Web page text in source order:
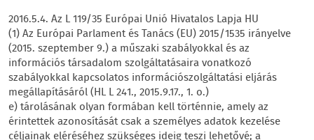
2016.5.4. Az L 119/35 Európai Unió Hivatalos Lapja HU
(1) Az Európai Parlament és Tanács (EU) 2015/1535 irányelve
(2015. szeptember 9.) a műszaki szabályokkal és az
információs társadalom szolgáltatásaira vonatkozó
szabályokkal kapcsolatos információszolgáltatási eljárás
megállapításáról (HL L 241., 2015.9.17., 1. o.)
e) tárolásának olyan formában kell történnie, amely az
érintettek azonosítását csak a személyes adatok kezelése
céljainak eléréséhez szükséges ideig teszi lehetővé; a